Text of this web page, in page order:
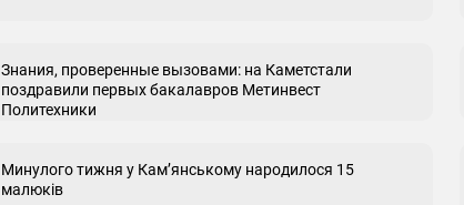
Знания, проверенные вызовами: на Каметстали
поздравили первых бакалавров Метинвест
Политехники
Минулого тижня у Кам’янському народилося 15
малюків